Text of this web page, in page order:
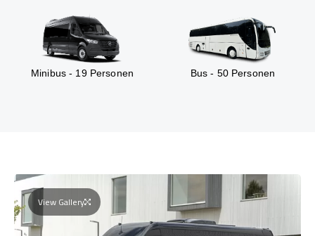
Minibus - 19 Personen Bus - 50 Personen
View Gallery